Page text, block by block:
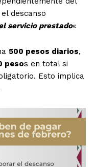
descanso
servicio prestado«
500 pesos diarios,
pesos en total si
Esto implica